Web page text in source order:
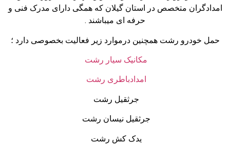
امدادگران متخصص در استان گیلان که همگی دارای مدرک فنی و
حرفه ای میباشند .
حمل خودرو رشت همچنین درموارد زیر فعالیت بخصوصی دارد ؛
مکانیک سیار رشت
امدادباطری رشت
جرثقیل رشت
جرثقیل نیسان رشت
یدک کش رشت